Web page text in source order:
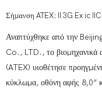
Σήμανση ATEX: II 3G Ex ic
Αναπτύχθηκε από την
Co., LTD., το
(ATEX) υιοθέτησε
κύκλωμα, οθόνη αφής 8,0”